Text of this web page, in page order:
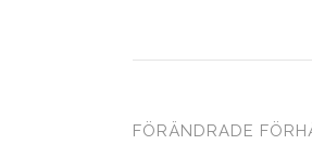
FÖRÄNDRADE